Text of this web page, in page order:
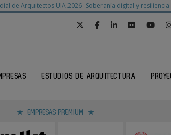
de Arquitectos UIA 2026 Soberanía digital y
ESTUDIOS DE ARQUITECTURA
EMPRESAS PREMIUM